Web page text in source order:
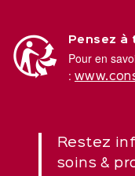
Pensez à
Pour en
:
Restez
soins &